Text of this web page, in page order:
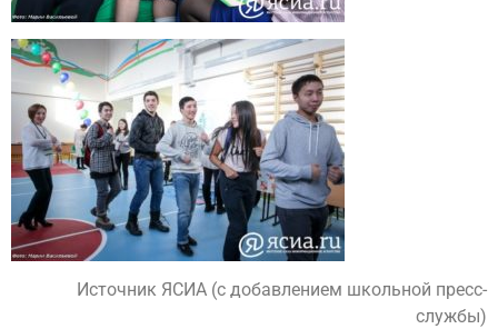
Источник ЯСИА (с добавлением школьной пресс-
службы)